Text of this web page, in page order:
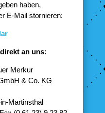
haben,
E-Mail stornieren:
an uns:
Merkur
& Co. KG
Martinsthal